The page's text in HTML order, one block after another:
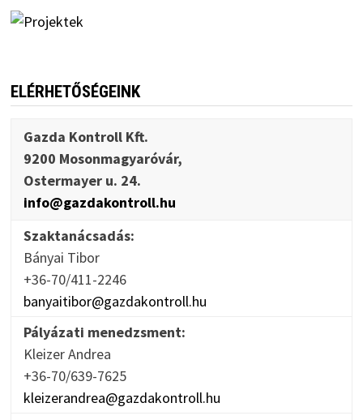
ELÉRHETŐSÉGEINK
Gazda Kontroll Kft.
9200 Mosonmagyaróvár,
Ostermayer u. 24.
info@gazdakontroll.hu
Szaktanácsadás:
Bányai Tibor
+36-70/411-2246
banyaitibor@gazdakontroll.hu
Pályázati menedzsment:
Kleizer Andrea
+36-70/639-7625
kleizerandrea@gazdakontroll.hu